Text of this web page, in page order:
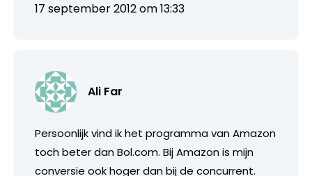
17 september 2012 om 13:33
Ali Far
Persoonlijk vind ik het programma van Amazon
toch beter dan Bol.com. Bij Amazon is mijn
conversie ook hoger dan bij de concurrent.